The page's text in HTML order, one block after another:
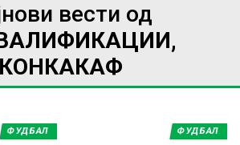
вести од
КОНКАКАФ
ФУДБАЛ ФУДБАЛ